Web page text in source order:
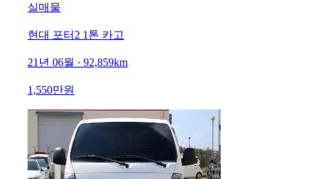
실매물
현대 포터2 1톤 카고
21년 06월 · 92,859km
1,550만원